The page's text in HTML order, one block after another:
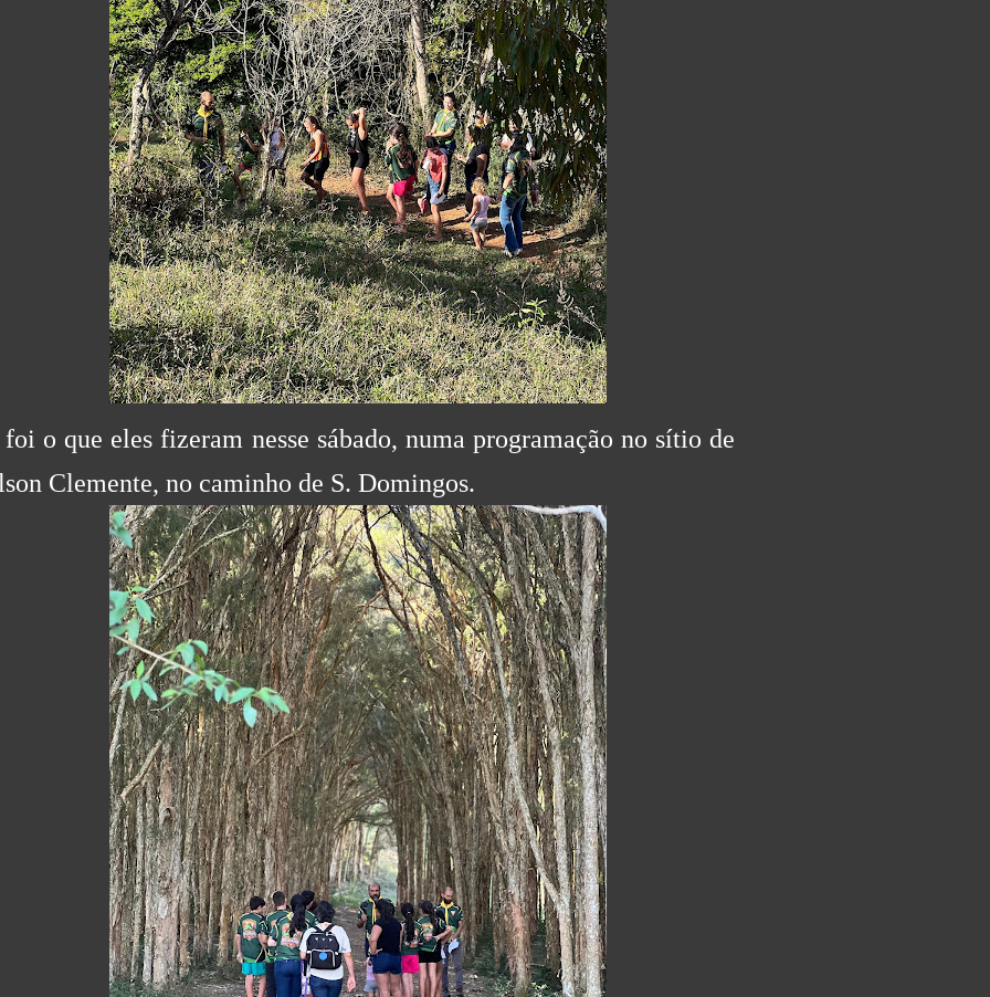
o que eles fizeram nesse sábado, numa programação no sítio de
Clemente, no caminho de S. Domingos.